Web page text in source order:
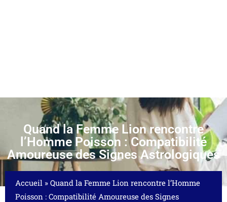
Quand la Femme Lion rencontre
l’Homme Poisson : Compatibilité
Amoureuse des Signes Astrologiques
Accueil » Quand la Femme Lion rencontre l’Homme
Poisson : Compatibilité Amoureuse des Signes